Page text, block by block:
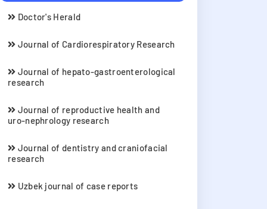
Doctor's Herald
Journal of Cardiorespiratory Research
Journal of hepato-gastroenterological
research
Journal of reproductive health and
uro-nephrology research
Journal of dentistry and craniofacial
research
Uzbek journal of case reports